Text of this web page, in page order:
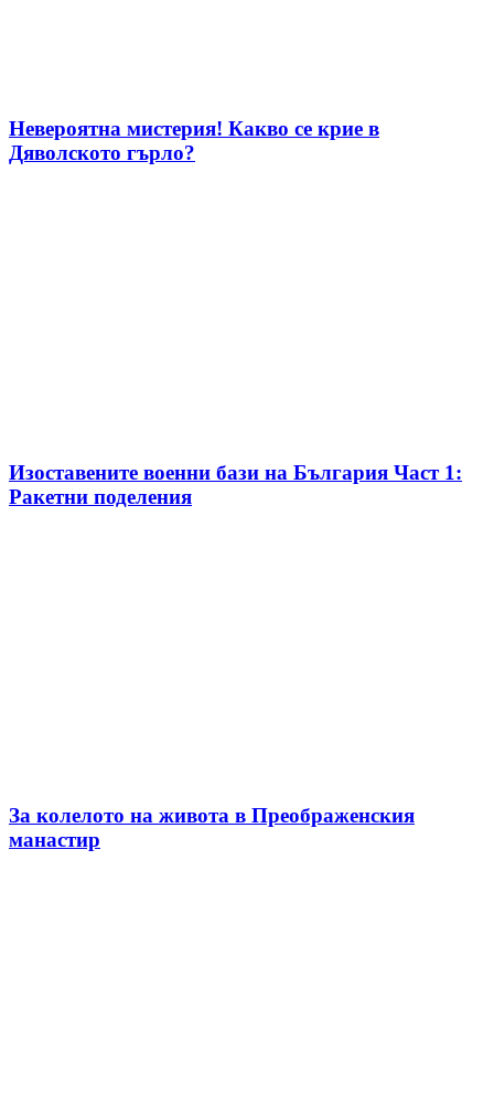
Невероятна мистерия! Какво се крие в
Дяволското гърло?
Изоставените военни бази на България Част 1:
Ракетни поделения
За колелото на живота в Преображенския
манастир